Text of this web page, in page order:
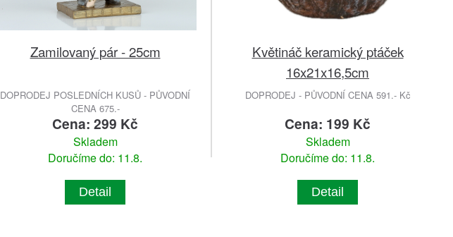
Zamilovaný pár - 25cm
DOPRODEJ POSLEDNÍCH KUSŮ - PŮVODNÍ
CENA 675.-
Cena: 299 Kč
Skladem
Doručíme do: 11.8.
Detail
Květináč keramický ptáček
16x21x16,5cm
DOPRODEJ - PŮVODNÍ CENA 591.- Kč
Cena: 199 Kč
Skladem
Doručíme do: 11.8.
Detail